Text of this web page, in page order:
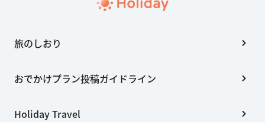
旅のしおり
おでかけプラン投稿ガイドライン
Holiday Travel